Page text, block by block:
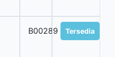
B00289 Tersedia